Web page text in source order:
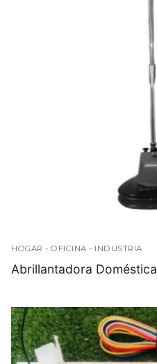
HOGAR - OFICINA - INDUSTRIA
Abrillantadora Doméstica